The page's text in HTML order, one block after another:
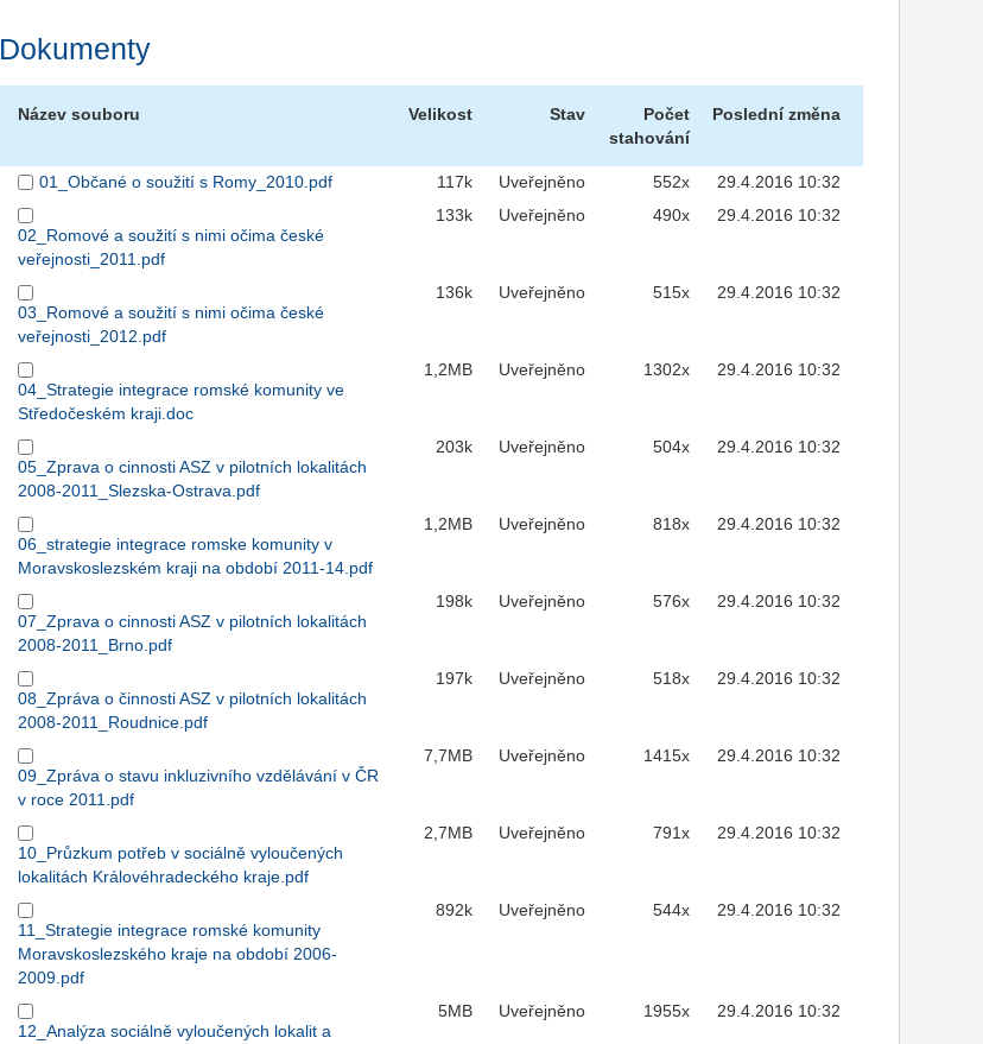
Dokumenty
Název souboru Velikost Stav
Počet
stahování
Poslední změna
01_Občané o soužití s Romy_2010.pdf 117k Uveřejněno 552x 29.4.2016 10:32
02_Romové a soužití s nimi očima české
veřejnosti_2011.pdf
133k Uveřejněno 490x 29.4.2016 10:32
03_Romové a soužití s nimi očima české
veřejnosti_2012.pdf
136k Uveřejněno 515x 29.4.2016 10:32
04_Strategie integrace romské komunity ve
Středočeském kraji.doc
1,2MB Uveřejněno 1302x 29.4.2016 10:32
05_Zprava o cinnosti ASZ v pilotních lokalitách
2008-2011_Slezska-Ostrava.pdf
203k Uveřejněno 504x 29.4.2016 10:32
06_strategie integrace romske komunity v
Moravskoslezském kraji na období 2011-14.pdf
1,2MB Uveřejněno 818x 29.4.2016 10:32
07_Zprava o cinnosti ASZ v pilotních lokalitách
2008-2011_Brno.pdf
198k Uveřejněno 576x 29.4.2016 10:32
08_Zpráva o činnosti ASZ v pilotních lokalitách
2008-2011_Roudnice.pdf
197k Uveřejněno 518x 29.4.2016 10:32
09_Zpráva o stavu inkluzivního vzdělávání v ČR
v roce 2011.pdf
7,7MB Uveřejněno 1415x 29.4.2016 10:32
10_Průzkum potřeb v sociálně vyloučených
lokalitách Královéhradeckého kraje.pdf
2,7MB Uveřejněno 791x 29.4.2016 10:32
11_Strategie integrace romské komunity
Moravskoslezského kraje na období 2006-
2009.pdf
892k Uveřejněno 544x 29.4.2016 10:32
12_Analýza sociálně vyloučených lokalit a
5MB Uveřejněno 1955x 29.4.2016 10:32